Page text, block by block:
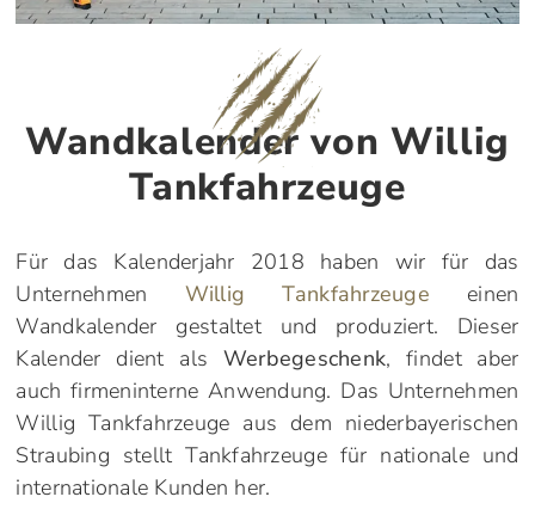
Wandkalender von Willig
Tankfahrzeuge
Für das Kalenderjahr 2018 haben wir für das
Unternehmen Willig Tankfahrzeuge einen
Wandkalender gestaltet und produziert. Dieser
Kalender dient als Werbegeschenk, findet aber
auch firmeninterne Anwendung. Das Unternehmen
Willig Tankfahrzeuge aus dem niederbayerischen
Straubing stellt Tankfahrzeuge für nationale und
internationale Kunden her.